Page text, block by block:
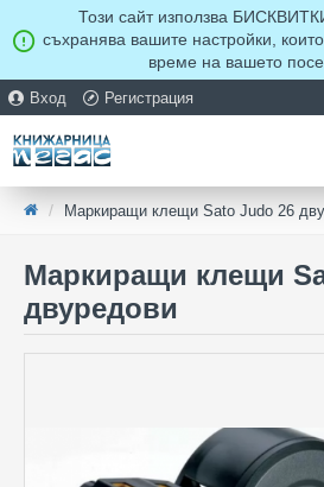
Този сайт използва
съхранява вашите настройки,
време на вашето
Вход Регистрация
Маркиращи клещи Sato Judo 26
Маркиращи клещи
двуредови